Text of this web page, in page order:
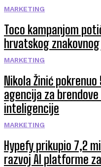
MARKETING
Toco kampanjom
hrvatskog
MARKETING
Nikola Žinić
agencija za
inteligencije
MARKETING
Hypefy prikupio 7,2
razvoj AI platforme